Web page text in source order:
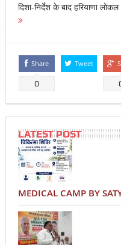
दिशा-निर्देश के बाद हरियाणा
Share
0
Tweet
LATEST POST
MEDICAL CAMP BY